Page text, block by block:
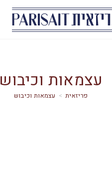
עצמאות וכיבוש
> עצמאות וכיבוש